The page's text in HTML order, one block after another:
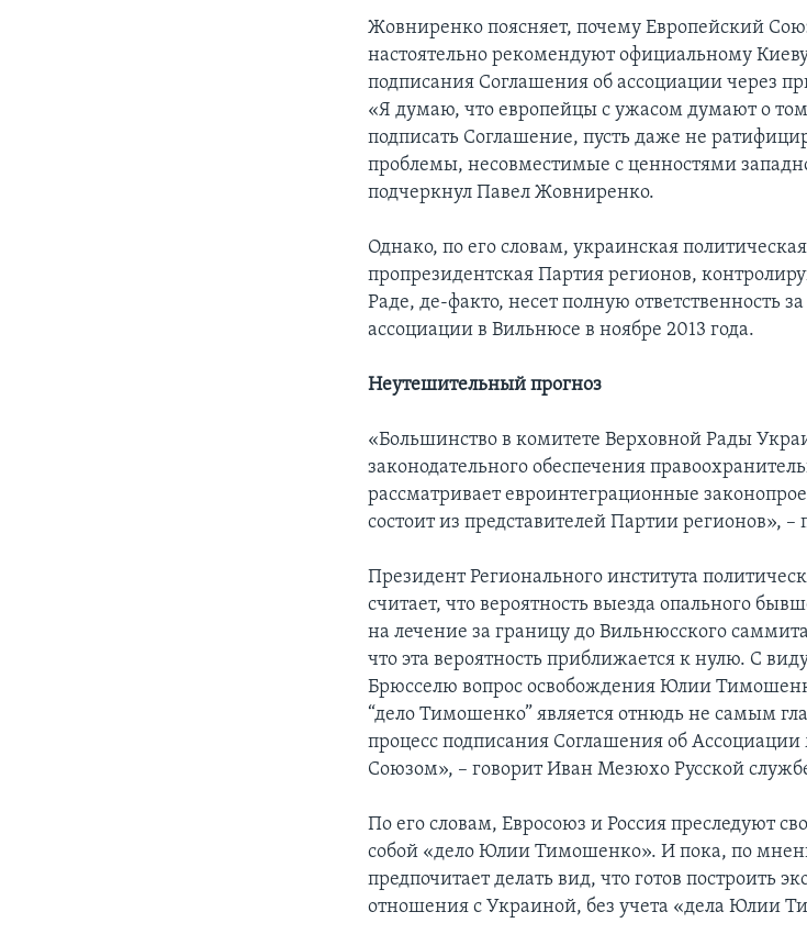
Жовниренко поясняет, почему Европейский
настоятельно рекомендуют официальному
подписания Соглашения об ассоциации через
«Я думаю, что европейцы с ужасом думают о
подписать Соглашение, пусть даже не
проблемы, несовместимые с ценностями
подчеркнул Павел Жовниренко.
Однако, по его словам, украинская
пропрезидентская Партия регионов,
Раде, де-факто, несет полную ответственность
ассоциации в Вильнюсе в ноябре 2013 года.
Неутешительный прогноз
«Большинство в комитете Верховной Рады
законодательного обеспечения
рассматривает евроинтеграционные
состоит из представителей Партии регионов»,
Президент Регионального института
считает, что вероятность выезда опального
на лечение за границу до Вильнюсского
что эта вероятность приближается к нулю. С
Брюсселю вопрос освобождения Юлии
“дело Тимошенко” является отнюдь не самым
процесс подписания Соглашения об
Союзом», – говорит Иван Мезюхо Русской
По его словам, Евросоюз и Россия преследуют
собой «дело Юлии Тимошенко». И пока, по
предпочитает делать вид, что готов построить
отношения с Украиной, без учета «дела Юлии